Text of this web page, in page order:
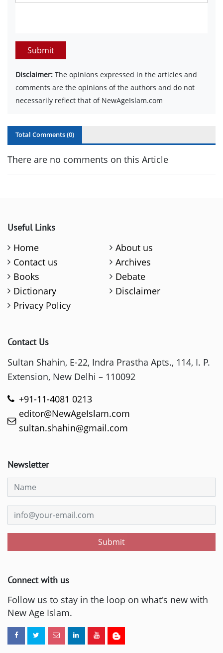
Submit
Disclaimer: The opinions expressed in the articles and
comments are the opinions of the authors and do not
necessarily reflect that of NewAgeIslam.com
Total Comments (0)
There are no comments on this Article
Useful Links
Home
About us
Contact us
Archives
Books
Debate
Dictionary
Disclaimer
Privacy Policy
Contact Us
Sultan Shahin, E-22, Indra Prastha Apts., 114, I. P.
Extension, New Delhi – 110092
+91-11-4081 0213
editor@NewAgeIslam.com
sultan.shahin@gmail.com
Newsletter
Submit
Connect with us
Follow us to stay in the loop on what's new with
New Age Islam.